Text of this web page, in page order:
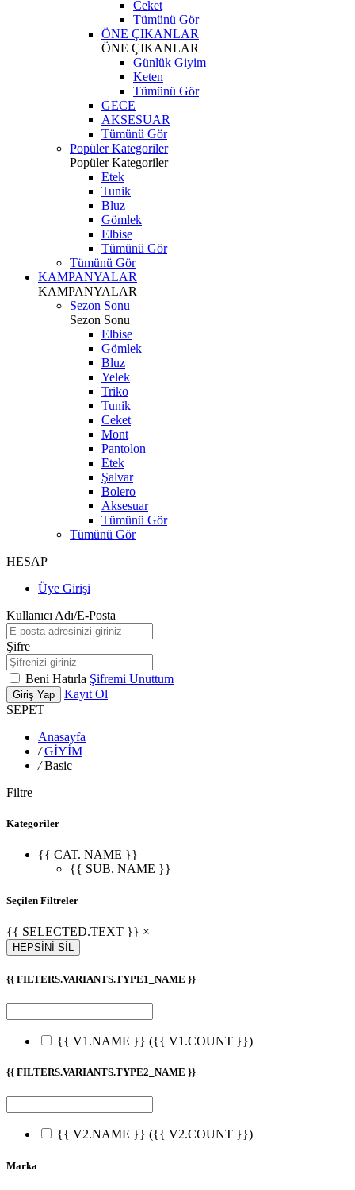
Ceket
Tümünü Gör
ÖNE ÇIKANLAR
ÖNE ÇIKANLAR
Günlük Giyim
Keten
Tümünü Gör
GECE
AKSESUAR
Tümünü Gör
Popüler Kategoriler
Popüler Kategoriler
Etek
Tunik
Bluz
Gömlek
Elbise
Tümünü Gör
Tümünü Gör
KAMPANYALAR
KAMPANYALAR
Sezon Sonu
Sezon Sonu
Elbise
Gömlek
Bluz
Yelek
Triko
Tunik
Ceket
Mont
Pantolon
Etek
Şalvar
Bolero
Aksesuar
Tümünü Gör
Tümünü Gör
HESAP
Üye Girişi
Kullanıcı Adı/E-Posta
Şifre
Beni Hatırla Şifremi Unuttum
Giriş Yap
Kayıt Ol
SEPET
Anasayfa
/ GİYİM
/ Basic
Filtre
Kategoriler
{{ CAT. NAME }}
{{ SUB. NAME }}
Seçilen Filtreler
{{ SELECTED.TEXT }} ×
HEPSİNİ SİL
{{ FILTERS.VARIANTS.TYPE1_NAME }}
{{ V1.NAME }} ({{ V1.COUNT }})
{{ FILTERS.VARIANTS.TYPE2_NAME }}
{{ V2.NAME }} ({{ V2.COUNT }})
Marka